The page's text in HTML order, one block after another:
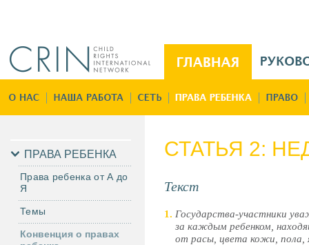
n
M
n
R
л
СТАТЬЯ 2:
Текст
Государства-участники
за каждым ребенком,
от расы, цвета кожи, пола,
ПРАВА РЕБЕНКА
Права ребенка от А до
Я
Темы
Конвенция о правах